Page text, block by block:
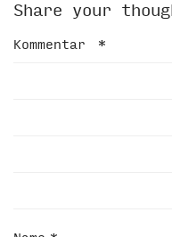
Share your
Kommentar *